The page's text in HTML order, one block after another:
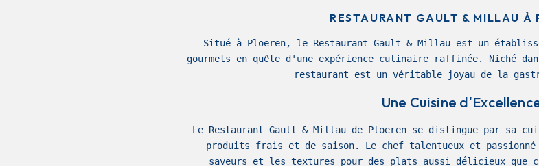
RESTAURANT GAULT & MILLAU À
Situé à Ploeren, le Restaurant Gault & Millau est un
gourmets en quête d'une expérience culinaire raffinée. Niché
restaurant est un véritable joyau de la
Une Cuisine
Le Restaurant Gault & Millau de Ploeren se distingue par sa
produits frais et de saison. Le chef talentueux et
saveurs et les textures pour des plats aussi délicieux que